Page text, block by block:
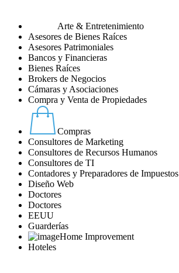
Arte & Entretenimiento
Asesores de Bienes Raíces
Asesores Patrimoniales
Bancos y Financieras
Bienes Raíces
Brokers de Negocios
Cámaras y Asociaciones
Compra y Venta de Propiedades
Compras
Consultores de Marketing
Consultores de Recursos Humanos
Consultores de TI
Contadores y Preparadores de Impuestos
Diseño Web
Doctores
Doctores
EEUU
Guarderías
Home Improvement
Hoteles